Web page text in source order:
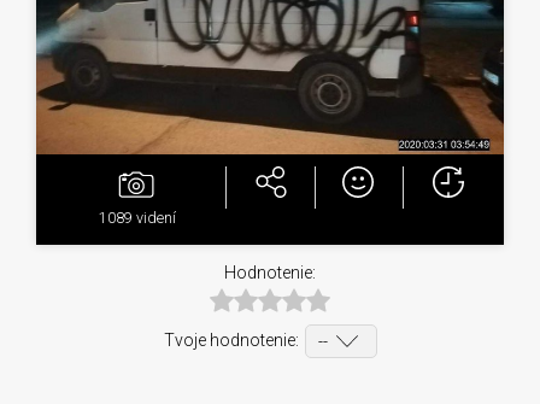
1089 videní
Hodnotenie:
Tvoje hodnotenie: